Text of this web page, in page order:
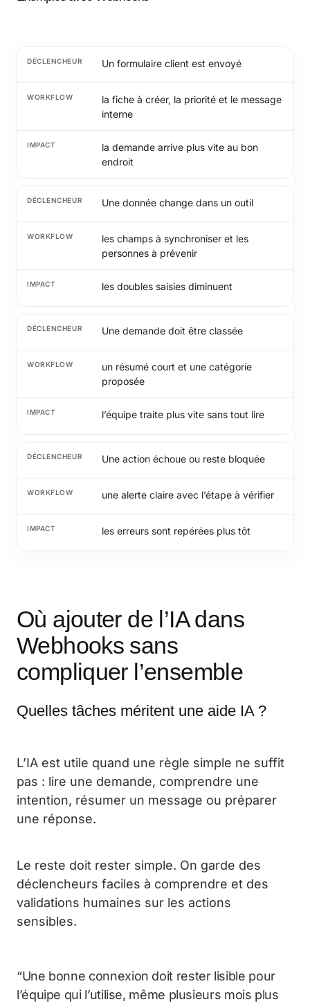
Un formulaire client est envoyé
la fiche à créer, la priorité et le message
interne
la demande arrive plus vite au bon
endroit
Une donnée change dans un outil
les champs à synchroniser et les
personnes à prévenir
les doubles saisies diminuent
Une demande doit être classée
un résumé court et une catégorie
proposée
l’équipe traite plus vite sans tout lire
Une action échoue ou reste bloquée
une alerte claire avec l’étape à vérifier
les erreurs sont repérées plus tôt
Où ajouter de l’IA dans
Webhooks sans
compliquer l’ensemble
Quelles tâches méritent une aide IA ?
L’IA est utile quand une règle simple ne suffit
pas : lire une demande, comprendre une
intention, résumer un message ou préparer
une réponse.
Le reste doit rester simple. On garde des
déclencheurs faciles à comprendre et des
validations humaines sur les actions
sensibles.
“Une bonne connexion doit rester lisible pour
l’équipe qui l’utilise, même plusieurs mois plus